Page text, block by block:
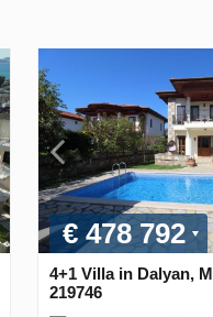
€ 478 792
4+1 Villa in Dalyan,
219746